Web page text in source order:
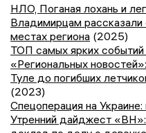
НЛО, Поганая лохань и
Владимирцам рассказали
местах региона (2025)
ТОП самых ярких
«Региональных
Туле до погибших
(2023)
Спецоперация на
Утренний дайджест